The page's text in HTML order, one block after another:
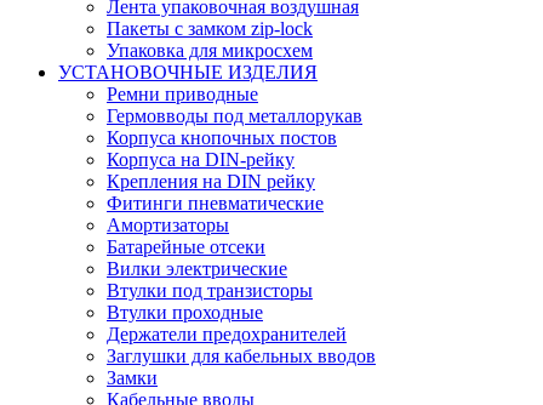
Лента упаковочная воздушная
Пакеты с замком zip-lock
Упаковка для микросхем
УСТАНОВОЧНЫЕ ИЗДЕЛИЯ
Ремни приводные
Гермовводы под металлорукав
Корпуса кнопочных постов
Корпуса на DIN-рейку
Крепления на DIN рейку
Фитинги пневматические
Амортизаторы
Батарейные отсеки
Вилки электрические
Втулки под транзисторы
Втулки проходные
Держатели предохранителей
Заглушки для кабельных вводов
Замки
Кабельные вводы